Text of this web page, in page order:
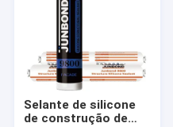
Sobre nós
Excursão da fábrica
Controle da qualidade
Selante de silicone
de construção de